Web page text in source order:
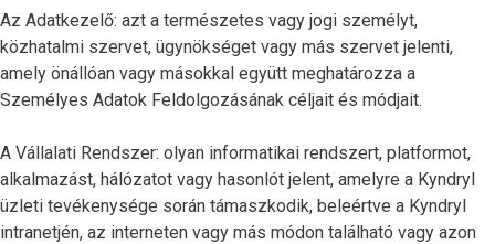
Az Adatkezelő: azt a természetes vagy jogi személyt,
közhatalmi szervet, ügynökséget vagy más szervet jelenti,
amely önállóan vagy másokkal együtt meghatározza a
Személyes Adatok Feldolgozásának céljait és módjait.
A Vállalati Rendszer: olyan informatikai rendszert, platformot,
alkalmazást, hálózatot vagy hasonlót jelent, amelyre a Kyndryl
üzleti tevékenysége során támaszkodik, beleértve a Kyndryl
intranetjén, az interneten vagy más módon található vagy azon